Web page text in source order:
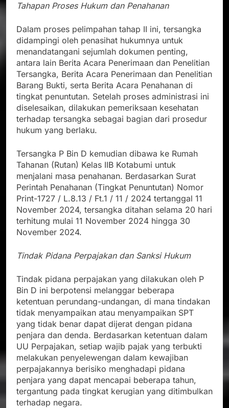
Tahapan Proses Hukum dan Penahanan
Dalam proses pelimpahan tahap II ini, tersangka
didampingi oleh penasihat hukumnya untuk
menandatangani sejumlah dokumen penting,
antara lain Berita Acara Penerimaan dan Penelitian
Tersangka, Berita Acara Penerimaan dan Penelitian
Barang Bukti, serta Berita Acara Penahanan di
tingkat penuntutan. Setelah proses administrasi ini
diselesaikan, dilakukan pemeriksaan kesehatan
terhadap tersangka sebagai bagian dari prosedur
hukum yang berlaku.
Tersangka P Bin D kemudian dibawa ke Rumah
Tahanan (Rutan) Kelas IIB Kotabumi untuk
menjalani masa penahanan. Berdasarkan Surat
Perintah Penahanan (Tingkat Penuntutan) Nomor
Print-1727 / L.8.13 / Ft.1 / 11 / 2024 tertanggal 11
November 2024, tersangka ditahan selama 20 hari
terhitung mulai 11 November 2024 hingga 30
November 2024.
Tindak Pidana Perpajakan dan Sanksi Hukum
Tindak pidana perpajakan yang dilakukan oleh P
Bin D ini berpotensi melanggar beberapa
ketentuan perundang-undangan, di mana tindakan
tidak menyampaikan atau menyampaikan SPT
yang tidak benar dapat dijerat dengan pidana
penjara dan denda. Berdasarkan ketentuan dalam
UU Perpajakan, setiap wajib pajak yang terbukti
melakukan penyelewengan dalam kewajiban
perpajakannya berisiko menghadapi pidana
penjara yang dapat mencapai beberapa tahun,
tergantung pada tingkat kerugian yang ditimbulkan
terhadap negara.